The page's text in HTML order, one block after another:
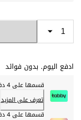
ادفع اليوم. بدون فوائد
قسمها على 4 دفعات شهرية بقيمة
تعرف على المزيد
قسمها على 4 دفعات شهرية بقيمة